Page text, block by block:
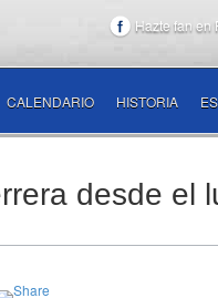
Hazte fan en
CALENDARIO HISTORIA
desde el